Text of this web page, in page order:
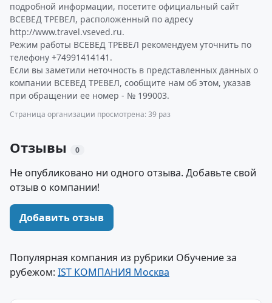
подробной информации, посетите официальный сайт
ВСЕВЕД ТРЕВЕЛ, расположенный по адресу
http://www.travel.vseved.ru.
Режим работы ВСЕВЕД ТРЕВЕЛ рекомендуем уточнить по
телефону +74991414141.
Если вы заметили неточность в представленных данных о
компании ВСЕВЕД ТРЕВЕЛ, сообщите нам об этом, указав
при обращении ее номер - № 199003.
Страница организации просмотрена: 39 раз
Отзывы 0
Не опубликовано ни одного отзыва. Добавьте свой
отзыв о компании!
Добавить отзыв
Популярная компания из рубрики Обучение за
рубежом: IST КОМПАНИЯ Москва